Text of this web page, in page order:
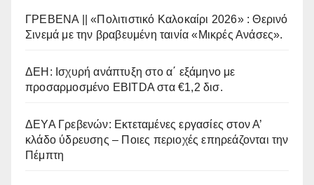
ΓΡΕΒΕΝΑ || «Πολιτιστικό Καλοκαίρι 2026» : Θερινό
Σινεμά με την βραβευμένη ταινία «Μικρές Ανάσες».
ΔΕΗ: Ισχυρή ανάπτυξη στο α΄ εξάμηνο με
προσαρμοσμένο EBITDA στα €1,2 δισ.
ΔΕΥΑ Γρεβενών: Εκτεταμένες εργασίες στον Α’
κλάδο ύδρευσης – Ποιες περιοχές επηρεάζονται την
Πέμπτη